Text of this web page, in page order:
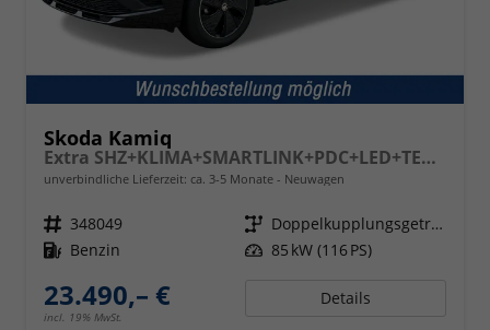
Skoda Kamiq
Extra SHZ+KLIMA+SMARTLINK+PDC+LED+TEMPOMAT
unverbindliche Lieferzeit: ca. 3-5 Monate Neuwagen
Fahrzeugnr. 348049 Getriebe
Doppelkupplungsgetriebe (DSG)
Kraftstoff Benzin Leistung 85 kW (116 PS)
23.490,– €
incl. 19% MwSt.
Details